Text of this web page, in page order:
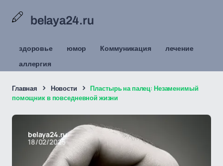
belaya24.ru
здоровье юмор Коммуникация
лечение
аллергия
Главная Новости
Пластырь на палец: Незаменимый
помощник в повседневной жизни
belaya24.ru
18/02/2025